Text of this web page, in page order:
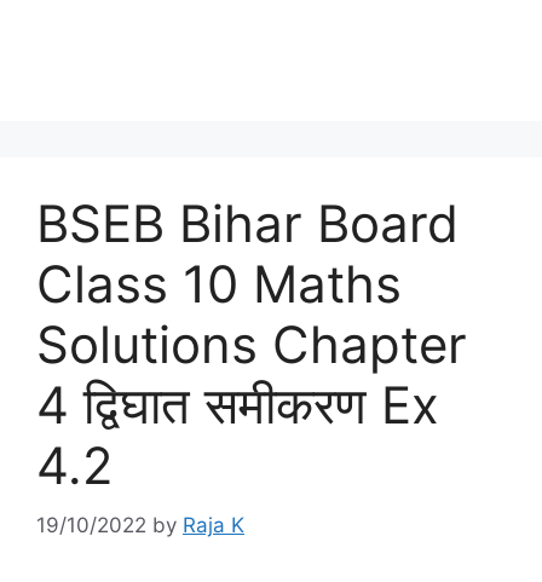
BSEB Bihar Board
Class 10 Maths
Solutions Chapter
4 द्विघात समीकरण Ex
4.2
19/10/2022 by Raja K